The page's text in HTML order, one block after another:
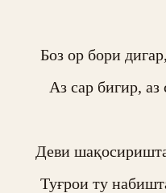
Боз ор бори
Аз сар бигир,
Деви
Туғрои ту